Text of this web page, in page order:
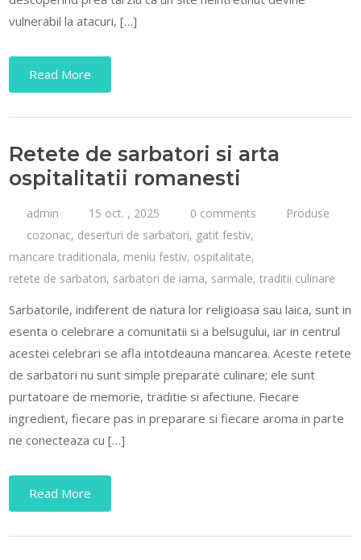
vulnerabil la atacuri, […]
Read More
Retete de sarbatori si arta
ospitalitatii romanesti
admin 15 oct. , 2025 0 comments
Produse
cozonac, deserturi de sarbatori, gatit festiv,
mancare traditionala, meniu festiv, ospitalitate,
retete de sarbatori, sarbatori de iarna, sarmale,traditii culinare
Sarbatorile, indiferent de natura lor religioasa sau laica, sunt in
esenta o celebrare a comunitatii si a belsugului, iar in centrul
acestei celebrari se afla intotdeauna mancarea. Aceste retete
de sarbatori nu sunt simple preparate culinare; ele sunt
purtatoare de memorie, traditie si afectiune. Fiecare
ingredient, fiecare pas in preparare si fiecare aroma in parte
ne conecteaza cu […]
Read More